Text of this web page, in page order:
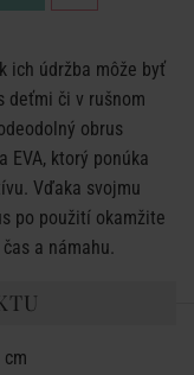
ich údržba môže byť
deťmi či v rušnom
obrus
EVA, ktorý ponúka
Vďaka svojmu
po použití okamžite
a námahu.